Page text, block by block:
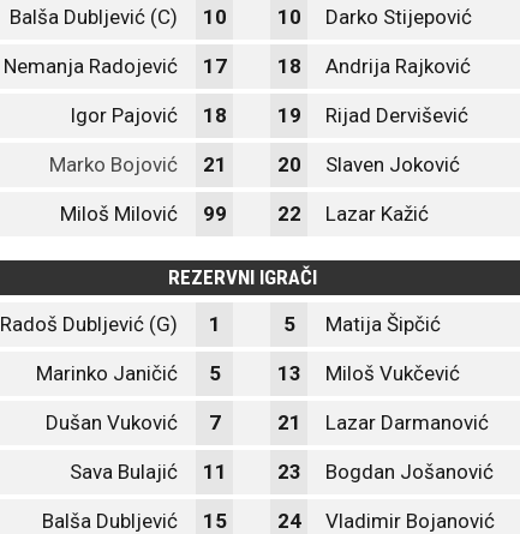
Balša Dubljević (C) 10 10 Darko Stijepović
Nemanja Radojević 17 18 Andrija Rajković
Igor Pajović 18 19 Rijad Dervišević
Marko Bojović 21 20 Slaven Joković
Miloš Milović 99 22 Lazar Kažić
REZERVNI IGRAČI
Radoš Dubljević (G)
1 5 Matija Šipčić
Marinko Janičić 5 13 Miloš Vukčević
Dušan Vuković 7 21 Lazar Darmanović
Sava Bulajić 11 23 Bogdan Jošanović
Balša Dubljević 15 24 Vladimir Bojanović